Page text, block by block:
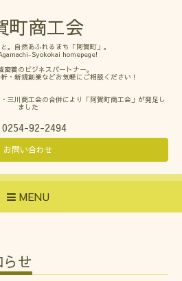
町商工会
。自然あふれるまち「阿賀町」。
Syokokai homepege!
密着のビジネスパートナー。
・新規創業などお気軽にご相談ください！
三川商工会の合併により「阿賀町商工会」が発足し
ました
0254-92-2494
お問い合わせ
MENU
せ